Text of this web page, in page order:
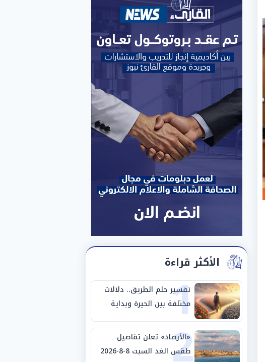
الأكثر قراءة
1
تفسير حلم الطريق.. دلالات
مختلفة بين الحيرة وبداية
مرحلة جديدة
«الأرصاد» تعلن تفاصيل
طقس الغد السبت 8-8-2026